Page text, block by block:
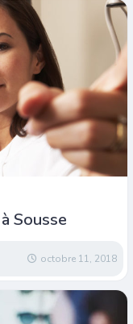
Sousse
octobre 11, 2018